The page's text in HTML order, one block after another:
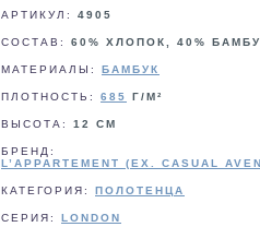
АРТИКУЛ: 4905
СОСТАВ: 60% ХЛОПОК, 40%
МАТЕРИАЛЫ: БАМБУК
ПЛОТНОСТЬ: 685 Г/М²
ВЫСОТА: 12 СМ
БРЕНД:
L’APPARTEMENT (EX. CASUAL
КАТЕГОРИЯ: ПОЛОТЕНЦА
СЕРИЯ: LONDON